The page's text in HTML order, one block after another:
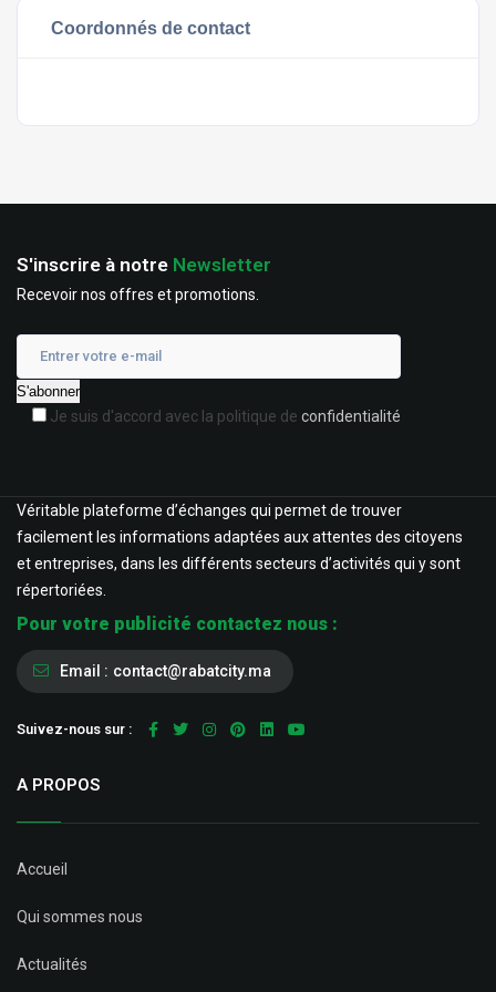
Coordonnés de contact
S'inscrire à notre Newsletter
Recevoir nos offres et promotions.
Je suis d'accord avec la politique de confidentialité
Véritable plateforme d’échanges qui permet de trouver
facilement les informations adaptées aux attentes des citoyens
et entreprises, dans les différents secteurs d’activités qui y sont
répertoriées.
Pour votre publicité contactez nous :
Email : contact@rabatcity.ma
Suivez-nous sur :
A PROPOS
Accueil
Qui sommes nous
Actualités